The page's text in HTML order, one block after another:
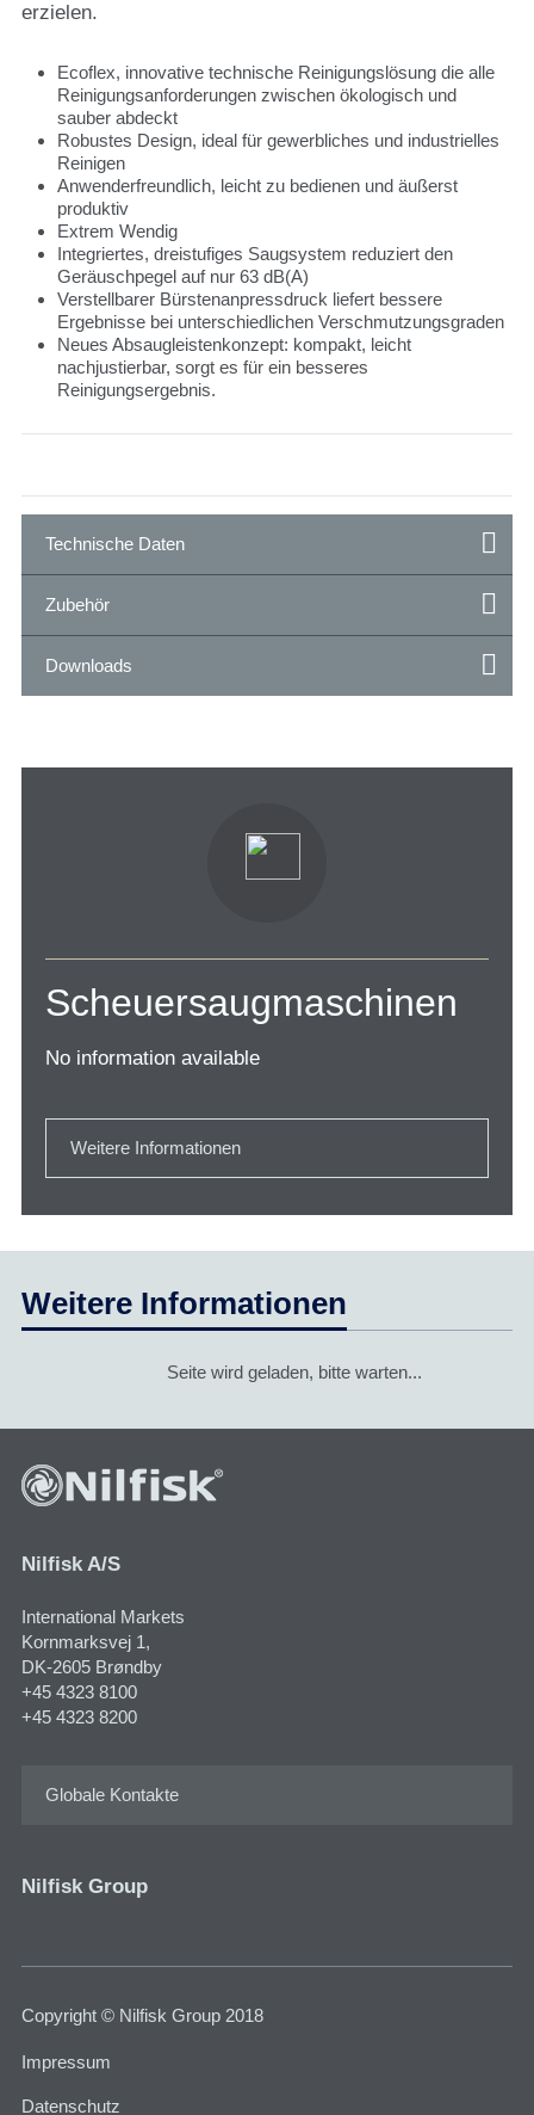
erzielen.
Ecoflex, innovative technische Reinigungslösung die alle
Reinigungsanforderungen zwischen ökologisch und
sauber abdeckt
Robustes Design, ideal für gewerbliches und industrielles
Reinigen
Anwenderfreundlich, leicht zu bedienen und äußerst
produktiv
Extrem Wendig
Integriertes, dreistufiges Saugsystem reduziert den
Geräuschpegel auf nur 63 dB(A)
Verstellbarer Bürstenanpressdruck liefert bessere
Ergebnisse bei unterschiedlichen Verschmutzungsgraden
Neues Absaugleistenkonzept: kompakt, leicht
nachjustierbar, sorgt es für ein besseres
Reinigungsergebnis.
Technische Daten
Zubehör
Downloads
Scheuersaugmaschinen
No information available
Weitere Informationen
Weitere Informationen
Seite wird geladen, bitte warten...
Nilfisk A/S
International Markets
Kornmarksvej 1​,
DK-2605 Brøndby
+45 4323 8100
+45 4323 8200
Globale Kontakte
Nilfisk Group
Copyright © Nilfisk Group 2018
Impressum
Datenschutz